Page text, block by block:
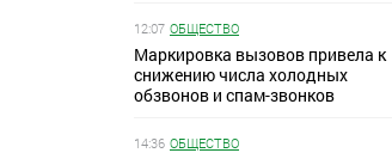
12:07 ОБЩЕСТВО
Маркировка вызовов привела к
снижению числа холодных
обзвонов и спам-звонков
14:36 ОБЩЕСТВО